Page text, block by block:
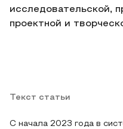
исследовательской,
проектной и
Текст статьи
С начала 2023 года в